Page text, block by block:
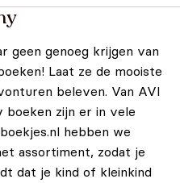
geen genoeg krijgen van
Laat ze de mooiste
beleven. Van AVI
boeken zijn er in vele
hebben we
assortiment, zodat je
dat je kind of kleinkind